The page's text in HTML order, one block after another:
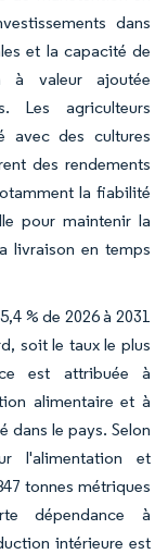
dans
et la capacité de
à valeur ajoutée
Les agriculteurs
avec des cultures
des rendements
la fiabilité
pour maintenir la
livraison en temps
% de 2026 à 2031
soit le taux le plus
est attribuée à
alimentaire et à
dans le pays. Selon
l'alimentation et
tonnes métriques
dépendance à
intérieure est